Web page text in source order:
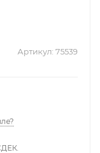
Артикул: 75539